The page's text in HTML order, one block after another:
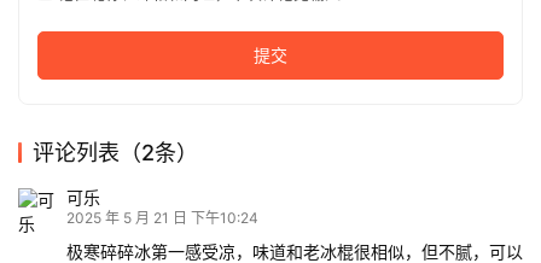
提交
评论列表（2条）
可乐
2025 年 5 月 21 日 下午10:24
极寒碎碎冰第一感受凉，味道和老冰棍很相似，但不腻，可以